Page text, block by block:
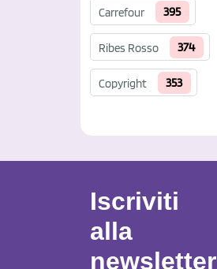
Carrefour 395
Ribes Rosso 374
Copyright 353
Iscriviti
alla
newsletter